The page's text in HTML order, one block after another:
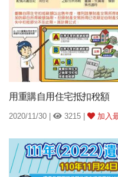
用重購自用住宅抵扣稅額
2020/11/30 | 3215 | 加入